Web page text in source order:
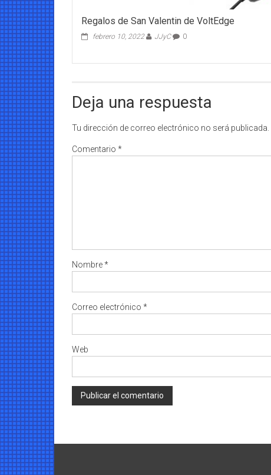
Regalos de San Valentin de VoltEdge
febrero 10, 2022 JJyC 0
Deja una respuesta
Tu dirección de correo electrónico no será publicada.
Comentario *
Nombre*
Correo electrónico *
Web